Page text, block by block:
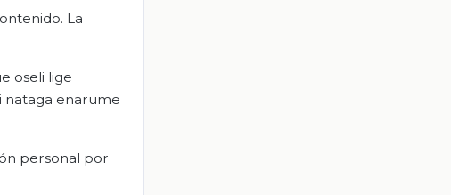
La
oseli lige
nataga enarume
personal por